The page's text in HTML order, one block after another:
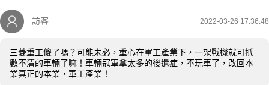
訪客 2022-03-26 17:36:48
三菱重工傻了嗎？可能未必，重心在軍工產業下，一架戰機就可抵
數不清的車輛了嘛！車輛冠軍拿太多的後遺症，不玩車了，改回本
業真正的本業，軍工產業！